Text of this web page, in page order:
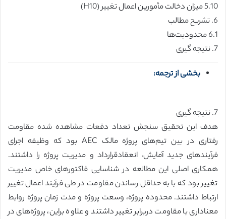
5.10 میزان دخالت مأمورین اعمال تغییر (H10)
6. تشریح مطالب
6.1 محدودیت‌ها
7. نتیجه گیری
بخشی از ترجمه:
7. نتیجه گیری
هدف این تحقیق سنجش تعداد دفعات مشاهده شده مقاومت
رفتاری در بین تیم‌های پروژه مالک AEC بود که وظیفه اجرای
فرآیندهای جدید آمایش، انعقادقرارداد و مدیریت پروژه را داشتند.
همکاری اصلی این مطالعه در شناسایی فاکتورهای خاص مدیریت
تغییر بود که با به حداقل رساندن مقاومت در طی فرآیند اعمال تغییر
ارتباط داشتند. محدوده پروژه، وسعت پروژه و مدت زمان پروژه روابط
معناداری با مقاومت دربرابر تغییر داشتند و علاوه براین، پروژه‌های در